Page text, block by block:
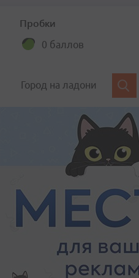
Пробки
0 баллов
Город на ладони